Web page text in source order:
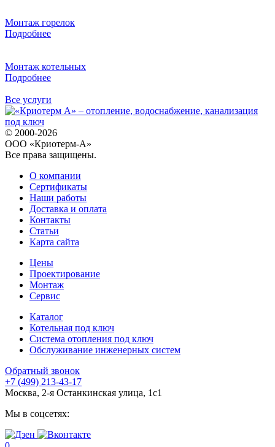
Монтаж горелок
Подробнее
Монтаж котельных
Подробнее
Все услуги
© 2000-2026
ООО «Криотерм-А»
Все права защищены.
О компании
Сертификаты
Наши работы
Доставка и оплата
Контакты
Статьи
Карта сайта
Цены
Проектирование
Монтаж
Сервис
Каталог
Котельная под ключ
Система отопления под ключ
Обслуживание инженерных систем
Обратный звонок
+7 (499) 213-43-17
Москва, 2-я Останкинская улица, 1с1
Мы в соцсетях: